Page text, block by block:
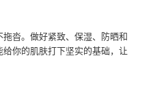
沓。做好紧致、保湿、防晒和
你的肌肤打下坚实的基础，让